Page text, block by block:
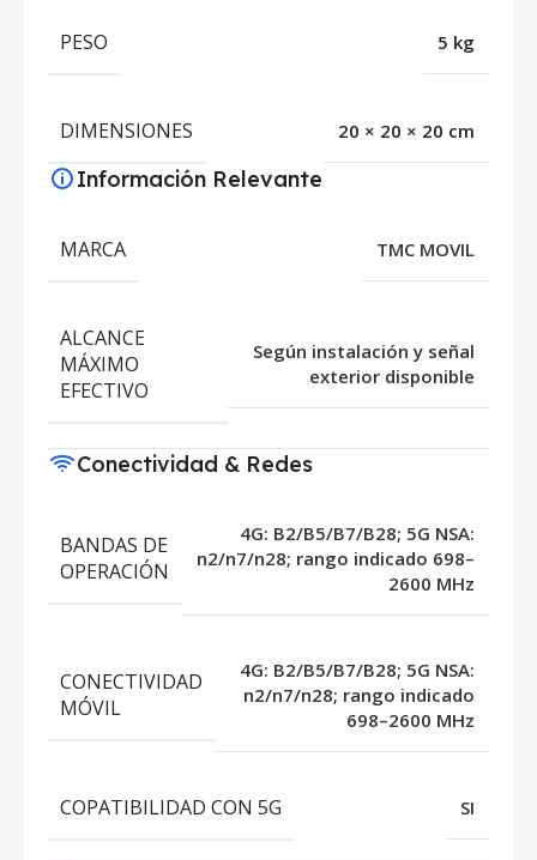
PESO 5 kg
DIMENSIONES 20 × 20 × 20 cm
Información Relevante
MARCA TMC MOVIL
ALCANCE
MÁXIMO
EFECTIVO
Según instalación y señal
exterior disponible
Conectividad & Redes
BANDAS DE
OPERACIÓN
4G: B2/B5/B7/B28; 5G NSA:
n2/n7/n28; rango indicado 698–
2600 MHz
CONECTIVIDAD
MÓVIL
4G: B2/B5/B7/B28; 5G NSA:
n2/n7/n28; rango indicado
698–2600 MHz
COPATIBILIDAD CON 5G SI